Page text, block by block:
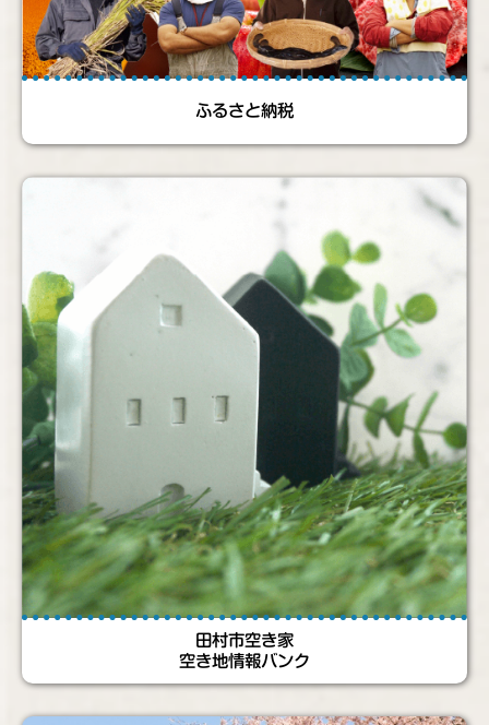
ふるさと納税
田村市空き家
空き地情報バンク